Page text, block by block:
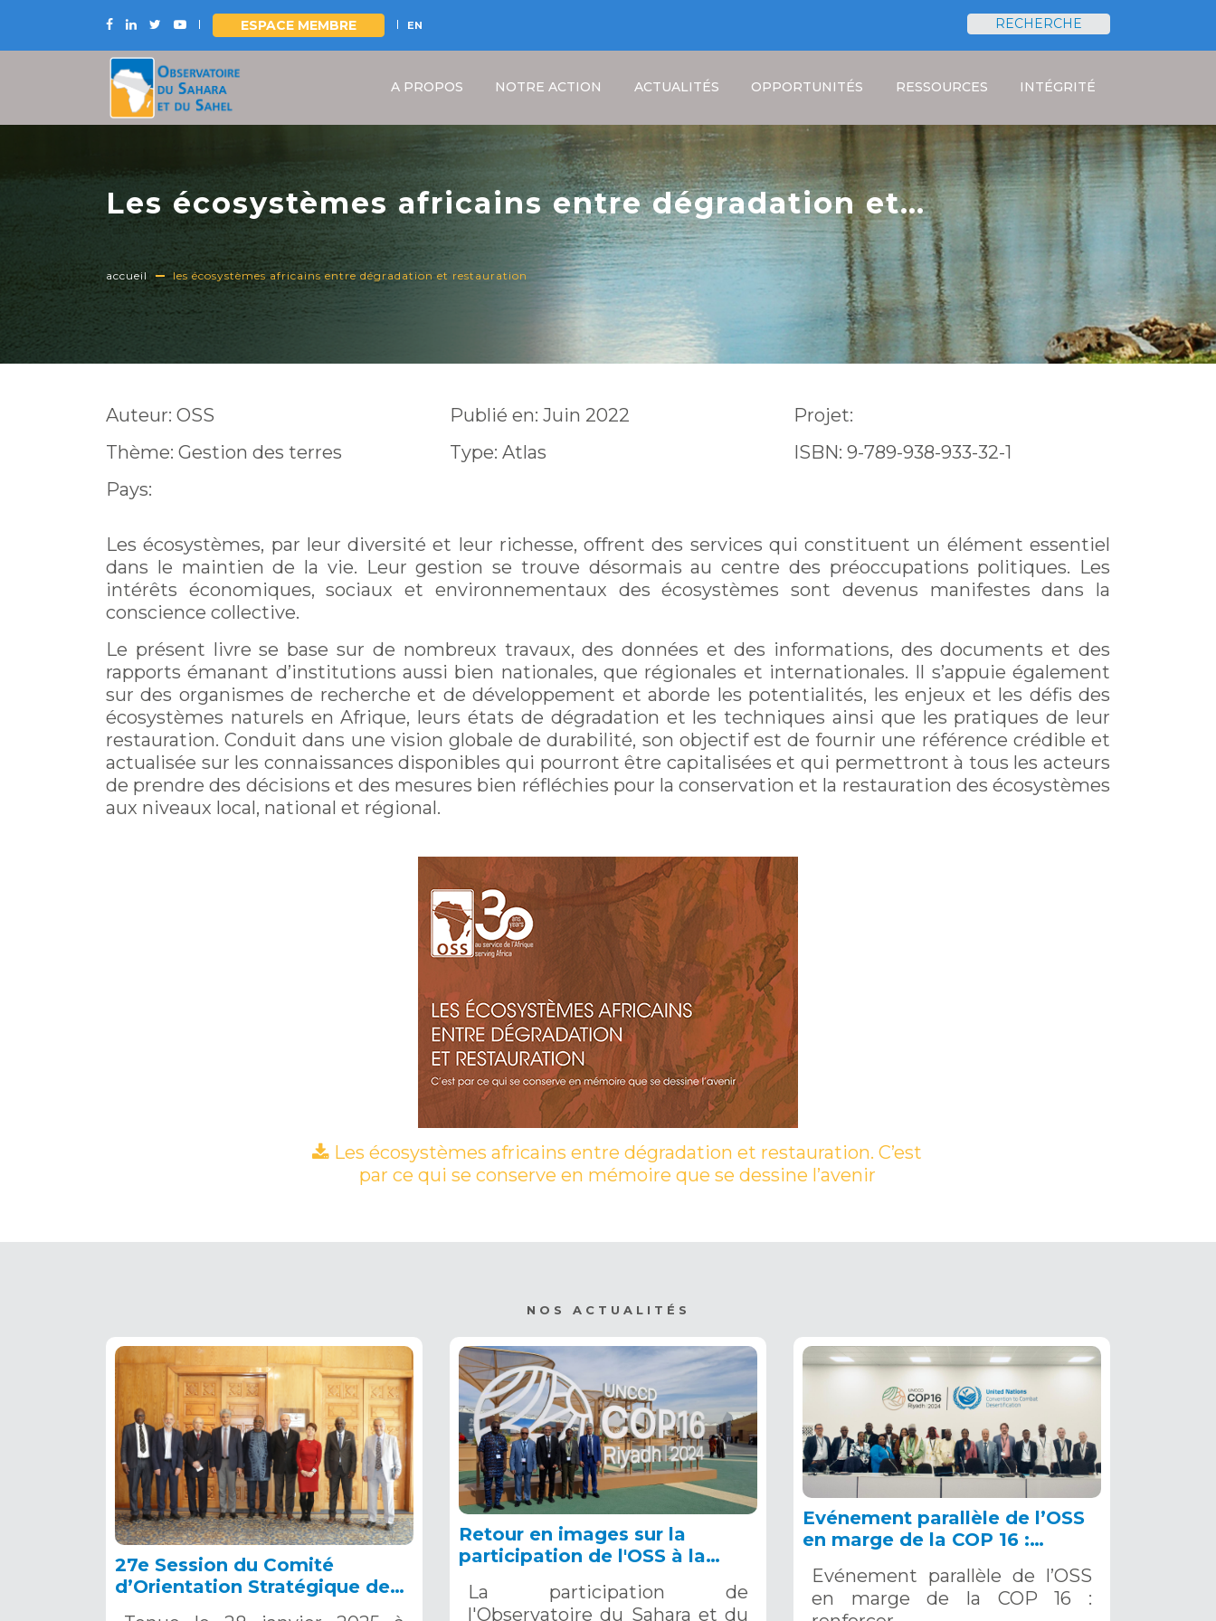
principal
ESPACE MEMBRE EN
RECHERCHE
A PROPOS NOTRE ACTION ACTUALITÉS OPPORTUNITÉS RESSOURCES INTÉGRITÉ
Les écosystèmes africains entre dégradation et
restauration
Fil
d'Ariane
accueil les écosystèmes africains entre dégradation et restauration
Auteur: OSS Publié en: Juin 2022
Projet:
Thème: Gestion des terres
Type: Atlas
ISBN: 9-789-938-933-32-1
Pays:
Les écosystèmes, par leur diversité et leur richesse, offrent des services qui constituent un élément essentiel
dans le maintien de la vie. Leur gestion se trouve désormais au centre des préoccupations politiques. Les
intérêts économiques, sociaux et environnementaux des écosystèmes sont devenus manifestes dans la
conscience collective.
Le présent livre se base sur de nombreux travaux, des données et des informations, des documents et des
rapports émanant d’institutions aussi bien nationales, que régionales et internationales. Il s’appuie également
sur des organismes de recherche et de développement et aborde les potentialités, les enjeux et les défis des
écosystèmes naturels en Afrique, leurs états de dégradation et les techniques ainsi que les pratiques de leur
restauration. Conduit dans une vision globale de durabilité, son objectif est de fournir une référence crédible et
actualisée sur les connaissances disponibles qui pourront être capitalisées et qui permettront à tous les acteurs
de prendre des décisions et des mesures bien réfléchies pour la conservation et la restauration des écosystèmes
aux niveaux local, national et régional.
Les écosystèmes africains entre dégradation et restauration. C’est
par ce qui se conserve en mémoire que se dessine l’avenir
NOS ACTUALITÉS
27e Session du Comité
d’Orientation Stratégique de
Retour en images sur la
participation de l'OSS à la
2024 à Riyad, en Arabie
La participation de
l'Observatoire du Sahara et du
Evénement parallèle de l’OSS
en marge de la COP 16 :
grâce aux Systèmes d’Alerte
Précoce Multirisques. 12
Evénement parallèle de l’OSS
en marge de la COP 16 :